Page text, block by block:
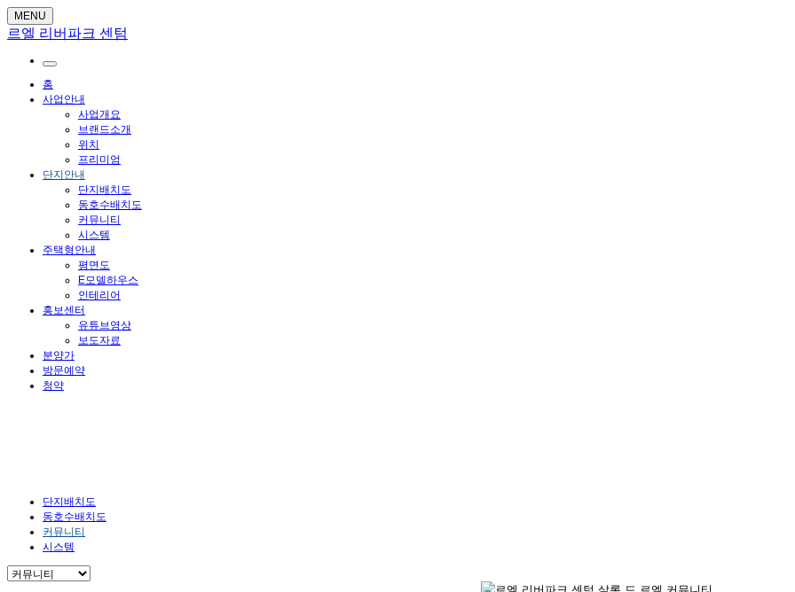
MENU
르엘 리버파크 센텀
홈
사업안내
사업개요
브랜드소개
위치
프리미엄
단지안내
단지배치도
동호수배치도
커뮤니티
시스템
주택형안내
평면도
E모델하우스
인테리어
홍보센터
유튜브영상
보도자료
분양가
방문예약
청약
단지배치도
동호수배치도
커뮤니티
시스템